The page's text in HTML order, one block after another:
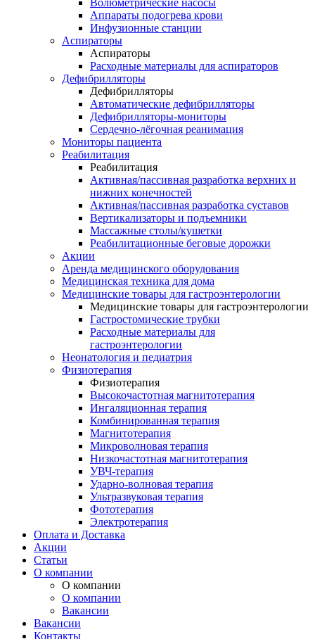
Аппараты подогрева крови
Инфузионные станции
Аспираторы
Аспираторы
Расходные материалы для аспираторов
Дефибрилляторы
Дефибрилляторы
Автоматические дефибрилляторы
Дефибрилляторы-мониторы
Сердечно-лёгочная реанимация
Мониторы пациента
Реабилитация
Реабилитация
Активная/пассивная разработка верхних и
нижних конечностей
Активная/пассивная разработка суставов
Вертикализаторы и подъемники
Массажные столы/кушетки
Реабилитационные беговые дорожки
Акции
Аренда медицинского оборудования
Медицинская техника для дома
Медицинские товары для гастроэнтерологии
Медицинские товары для гастроэнтерологии
Гастростомические трубки
Расходные материалы для
гастроэнтерологии
Неонатология и педиатрия
Физиотерапия
Физиотерапия
Высокочастотная магнитотерапия
Ингаляционная терапия
Комбинированная терапия
Магнитотерапия
Микроволновая терапия
Низкочастотная магнитотерапия
УВЧ-терапия
Ударно-волновая терапия
Ультразвуковая терапия
Фототерапия
Электротерапия
Оплата и Доставка
Акции
Статьи
О компании
О компании
О компании
Вакансии
Вакансии
Контакты